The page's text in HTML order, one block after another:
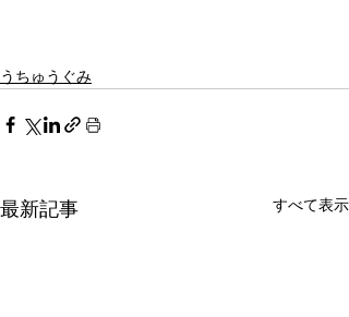
うちゅうぐみ
最新記事 すべて表示